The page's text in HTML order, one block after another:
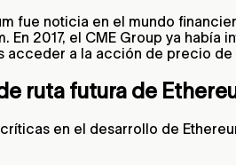
fue noticia en el mundo
En 2017, el CME Group ya
acceder a la acción de precio de
ruta futura de
en el desarrollo de